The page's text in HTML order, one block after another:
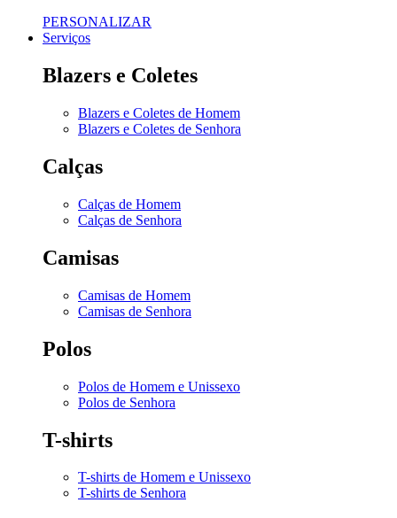
PERSONALIZAR
Serviços
Blazers e Coletes
Blazers e Coletes de Homem
Blazers e Coletes de Senhora
Calças
Calças de Homem
Calças de Senhora
Camisas
Camisas de Homem
Camisas de Senhora
Polos
Polos de Homem e Unissexo
Polos de Senhora
T-shirts
T-shirts de Homem e Unissexo
T-shirts de Senhora